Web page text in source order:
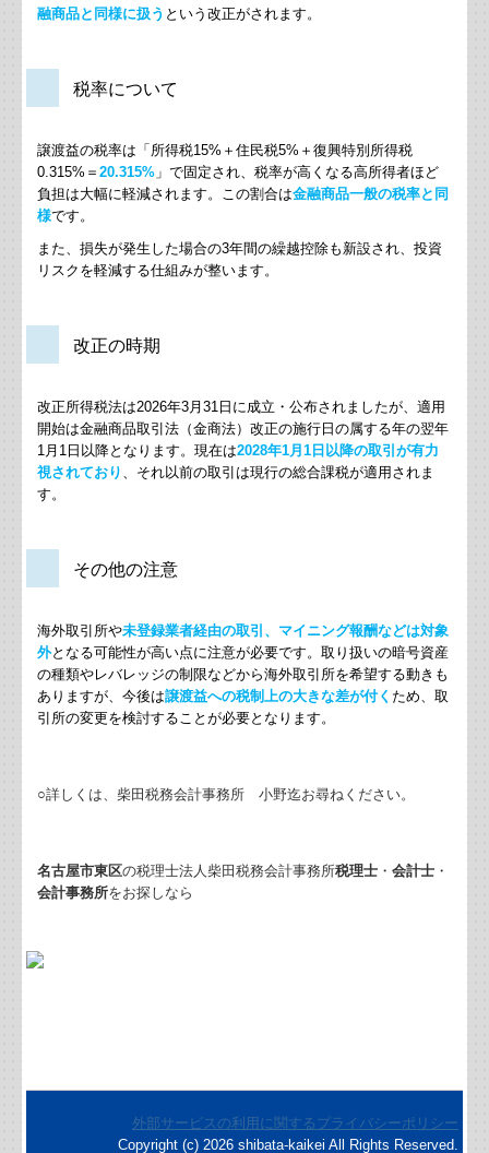
贈与こそ自分の想いを形にする最高の手段
インボイス制度の経過措置の見直しについて
(続)負担付き贈与の要注意点
賃上げ促進税制の改正について
令和８年税制改正について
インボイス制度、古物商特例について
食事補助制度の改正について
令和8年に終了するインボイスの経過措置について
事前確定届出給与を支給する場合の取扱い
贈与の証拠を確実にする方法
事業者がキャッシュレス決済をした時の記帳について
名古屋市東区の税理士法人柴田税務会計事務所税理士 ・会計士 ・
会計事務所をお探しなら
融商品と同様に扱う という改正がされます。
税率について
譲渡益の税率は「所得税15% ＋住民税5% ＋復興特別所得税
0.315% ＝20.315% 」で固定され、税率が高くなる高所得者ほど
負担は大幅に軽減されます。この割合は金融商品一般の税率と同
様です。
また、損失が発生した場合の3年間の繰越控除も新設され、投資
リスクを軽減する仕組みが整います。
改正の時期
改正所得税法は2026年3月31 日に成立・公布されましたが、適用
開始は金融商品取引法（金商法）改正の施行日の属する年の翌年
1月 1 日以降となります。現在は2028年1月1 日以降の取引が有力
視されており 、それ以前の取引は現行の総合課税が適用されま
す。
その他の注意
海外取引所や未登録業者経由の取引、マイニング報酬などは対象
外となる可能性が高い点に注意が必要です。取り扱いの暗号資産
の種類やレバレッジの制限などから海外取引所を希望する動きも
ありますが、今後は譲渡益への税制上の大きな差が付く ため、取
引所の変更を検討することが必要となります。
○詳しくは、柴田税務会計事務所 小野迄お尋ねください。
外部サービスの利用に関するプライバシーポリシー
Copyright (c) 2026 shibata-kaikei All Rights Reserved.